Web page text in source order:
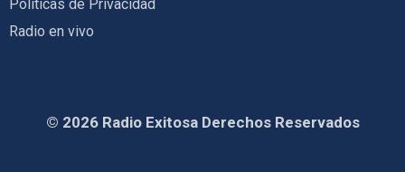
Políticas de Privacidad
Radio en vivo
© 2026 Radio Exitosa Derechos Reservados